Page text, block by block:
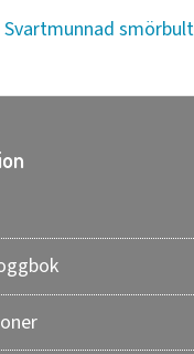
Svartmunnad smörbult